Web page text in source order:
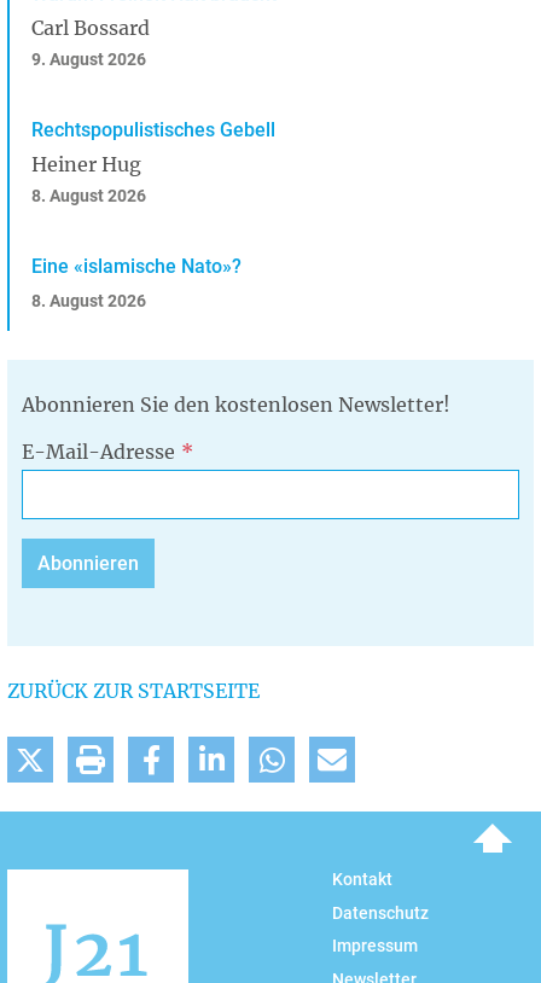
Carl Bossard
9. August 2026
Rechtspopulistisches Gebell
Heiner Hug
8. August 2026
Eine «islamische Nato»?
8. August 2026
Abonnieren Sie den kostenlosen Newsletter!
E-Mail-Adresse
ZURÜCK ZUR STARTSEITE
Kontakt
Datenschutz
Impressum